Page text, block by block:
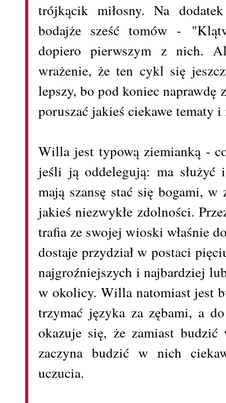
trójkącik miłosny. Na
bodajże sześć tomów -
dopiero pierwszym z nich.
wrażenie, że ten cykl się
lepszy, bo pod koniec naprawdę
poruszać jakieś ciekawe tematy
Willa jest typową ziemianką -
jeśli ją oddelegują: ma
mają szansę stać się bogami,
jakieś niezwykłe zdolności.
trafia ze swojej wioski właśnie
dostaje przydział w postaci
najgroźniejszych i najbardziej
w okolicy. Willa natomiast jest
trzymać języka za zębami, a
okazuje się, że zamiast
zaczyna budzić w nich
uczucia.